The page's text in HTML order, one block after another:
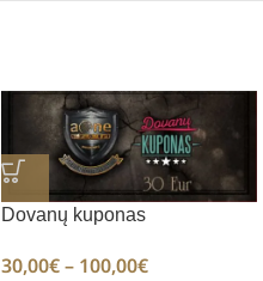
Dovanų kuponas
30,00€– 100,00€